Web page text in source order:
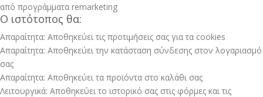
από προγράμματα remarketing
Ο ιστότοπος θα:
Απαραίτητα: Αποθηκεύει τις προτιμήσεις σας για τα cookies
Απαραίτητα: Αποθηκεύει την κατάσταση σύνδεσης στον λογαριασμό
σας
Απαραίτητα: Αποθηκεύει τα προϊόντα στο καλάθι σας
Λειτουργικά: Αποθηκεύει το ιστορικό σας στις φόρμες και τις